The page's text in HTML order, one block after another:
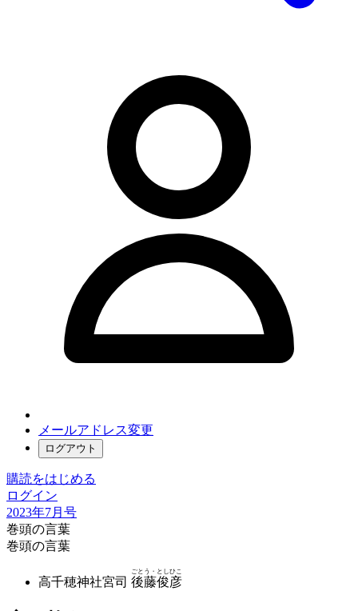
メールアドレス変更
ログアウト
購読をはじめる
ログイン
2023年7月号
巻頭の言葉
巻頭の言葉
高千穂神社宮司 後藤俊彦
ごとう・としひこ